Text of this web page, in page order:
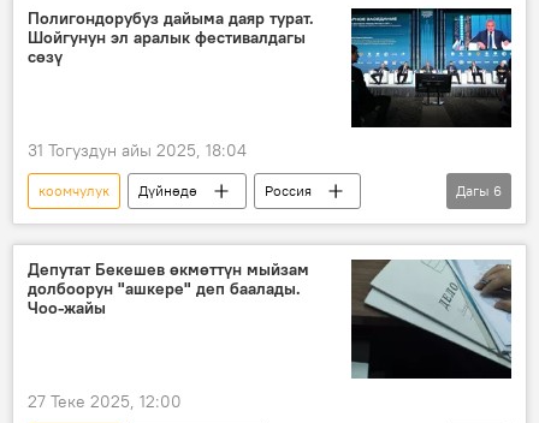
түрмө
Полигондорубуз дайыма даяр турат.
Шойгунун эл аралык фестивалдагы
сөзү
31 Тогуздун айы 2025, 18:04
коомчулук Дүйнөдө
Россия
КМШ
Сергей Шойгу
Коом
өзөктүк курал
Дагы 6
Депутат Бекешев өкмөттүн мыйзам
долбоорун "ашкере" деп баалады.
Чоо-жайы
27 Теке 2025, 12:00